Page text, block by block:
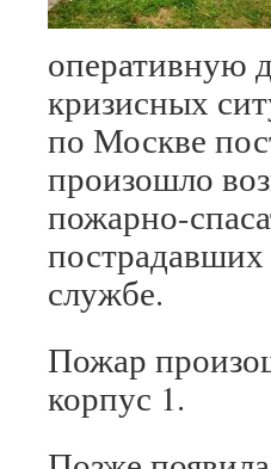
оперативную
кризисных
по Москве
произошло
пожарно-
службе.
Пожар
корпус 1.